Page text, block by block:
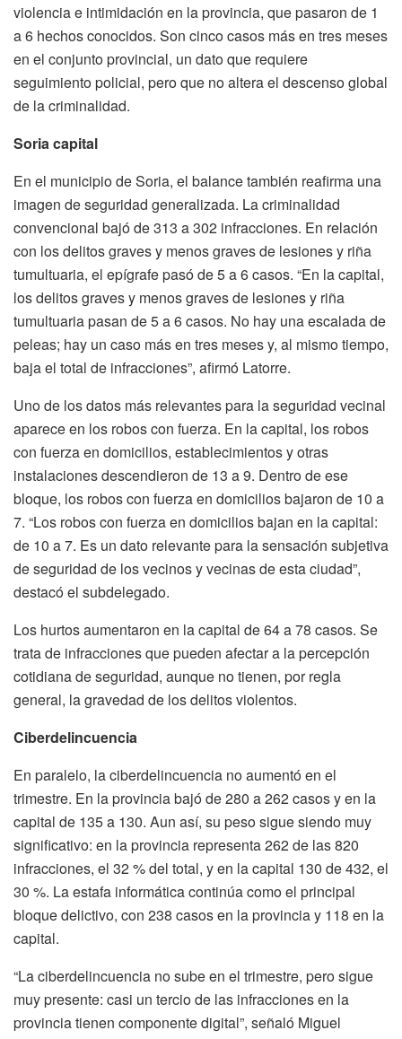
violencia e intimidación en la provincia, que pasaron de 1
a 6 hechos conocidos. Son cinco casos más en tres meses
en el conjunto provincial, un dato que requiere
seguimiento policial, pero que no altera el descenso global
de la criminalidad.
Soria capital
En el municipio de Soria, el balance también reafirma una
imagen de seguridad generalizada. La criminalidad
convencional bajó de 313 a 302 infracciones. En relación
con los delitos graves y menos graves de lesiones y riña
tumultuaria, el epígrafe pasó de 5 a 6 casos. “En la capital,
los delitos graves y menos graves de lesiones y riña
tumultuaria pasan de 5 a 6 casos. No hay una escalada de
peleas; hay un caso más en tres meses y, al mismo tiempo,
baja el total de infracciones”, afirmó Latorre.
Uno de los datos más relevantes para la seguridad vecinal
aparece en los robos con fuerza. En la capital, los robos
con fuerza en domicilios, establecimientos y otras
instalaciones descendieron de 13 a 9. Dentro de ese
bloque, los robos con fuerza en domicilios bajaron de 10 a
7. “Los robos con fuerza en domicilios bajan en la capital:
de 10 a 7. Es un dato relevante para la sensación subjetiva
de seguridad de los vecinos y vecinas de esta ciudad”,
destacó el subdelegado.
Los hurtos aumentaron en la capital de 64 a 78 casos. Se
trata de infracciones que pueden afectar a la percepción
cotidiana de seguridad, aunque no tienen, por regla
general, la gravedad de los delitos violentos.
Ciberdelincuencia
En paralelo, la ciberdelincuencia no aumentó en el
trimestre. En la provincia bajó de 280 a 262 casos y en la
capital de 135 a 130. Aun así, su peso sigue siendo muy
significativo: en la provincia representa 262 de las 820
infracciones, el 32 % del total, y en la capital 130 de 432, el
30 %. La estafa informática continúa como el principal
bloque delictivo, con 238 casos en la provincia y 118 en la
capital.
“La ciberdelincuencia no sube en el trimestre, pero sigue
muy presente: casi un tercio de las infracciones en la
provincia tienen componente digital”, señaló Miguel